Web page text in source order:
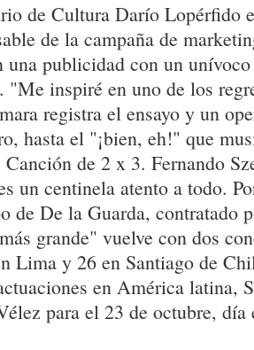
de Cultura Darío Lopérfido
de la campaña de
una publicidad con un
"Me inspiré en uno de los
registra el ensayo y un
hasta el "¡bien, eh!" que
de 2 x 3. Fernando
un centinela atento a todo.
de De la Guarda, contratado
grande" vuelve con dos
Lima y 26 en Santiago de
en América latina,
para el 23 de octubre,